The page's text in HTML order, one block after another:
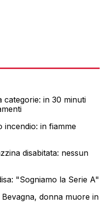
categorie: in 30 minuti
incendio: in fiamme
disabitata: nessun
"Sogniamo la Serie A"
donna muore in